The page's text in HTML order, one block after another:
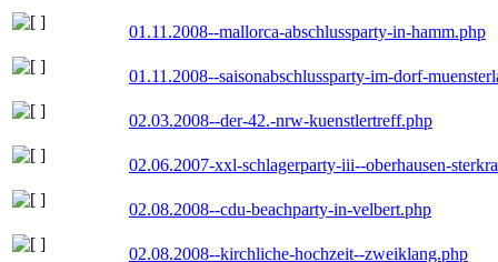
01.11.2008--mallorca-abschlussparty-in-hamm.php
01.11.2008--saisonabschlussparty-im-dorf-
02.03.2008--der-42.-nrw-kuenstlertreff.php
02.06.2007-xxl-schlagerparty-iii--oberhausen-
02.08.2008--cdu-beachparty-in-velbert.php
02.08.2008--kirchliche-hochzeit--zweiklang.php